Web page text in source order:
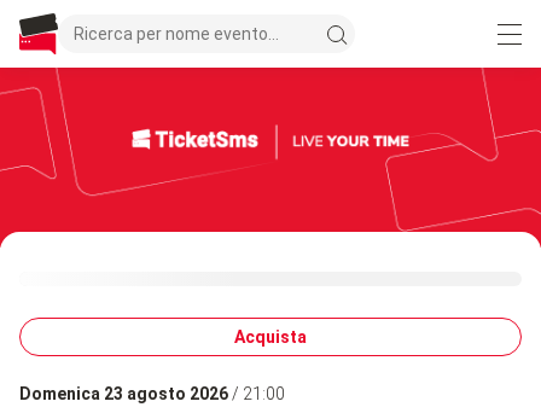
domenica 23 agosto 2026/ 21:00
Acquista